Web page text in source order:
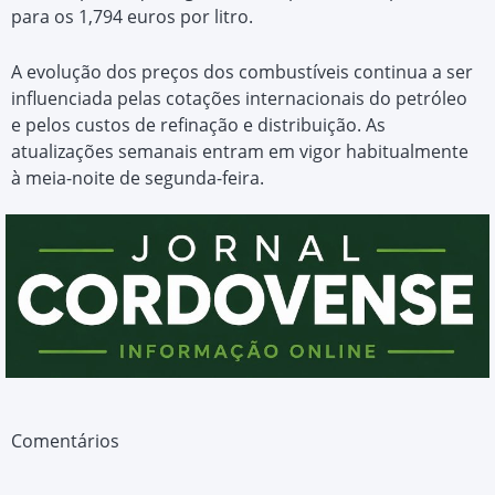
para os 1,794 euros por litro.
A evolução dos preços dos combustíveis continua a ser
influenciada pelas cotações internacionais do petróleo
e pelos custos de refinação e distribuição. As
atualizações semanais entram em vigor habitualmente
à meia-noite de segunda-feira.
Comentários